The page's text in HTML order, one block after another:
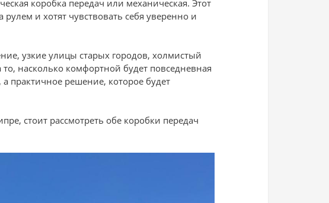
коробка передач или механическая. Этот
и хотят чувствовать себя уверенно и
узкие улицы старых городов, холмистый
насколько комфортной будет повседневная
практичное решение, которое будет
стоит рассмотреть обе коробки передач